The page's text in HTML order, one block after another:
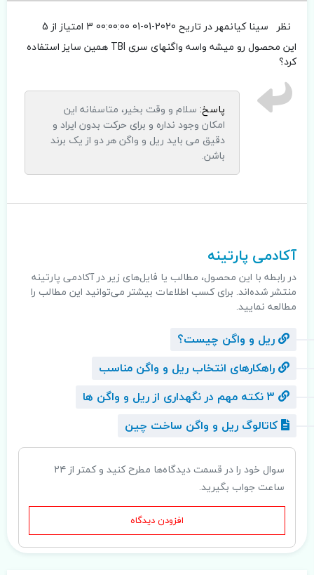
نظر سینا کیانمهردر تاریح 2020-01-01 00:00:00
3 امتیاز از 5
این محصول رو میشه واسه واگنهای سری TBI همین سایز استفاده
کرد؟
پاسخ: سلام و وقت بخیر، متاسفانه این
امکان وجود نداره و برای حرکت بدون ایراد و
دقیق می باید ریل و واگن هر دو از یک برند
باشن.
.
آکادمی پارتینه
در رابطه با این محصول، مطالب یا فایل‌های زیر در آکادمی پارتینه
منتشر شده‌اند. برای کسب اطلاعات بیشتر می‌توانید این مطالب را
مطالعه نمایید.
ریل و واگن چیست؟
راهکار‌های انتخاب ریل و واگن مناسب
کاتالوگ ریل و واگن ساخت چین
سوال خود را در قسمت دیدگاه‌ها مطرح کنید و کمتر از ۲۴
ساعت جواب بگیرید.
افزودن دیدگاه